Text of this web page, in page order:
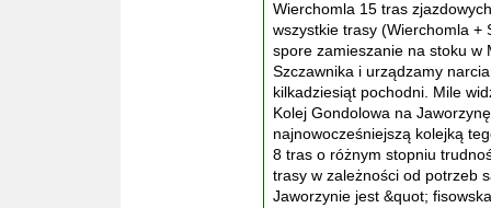
Wierchomla 15 tras
wszystkie trasy (Wierchomla +
spore zamieszanie na stoku w
Szczawnika i urządzamy
kilkadziesiąt pochodni. Mile
Kolej Gondolowa na
najnowocześniejszą kolejką
8 tras o różnym stopniu
trasy w zależności od potrzeb
Jaworzynie jest &quot;